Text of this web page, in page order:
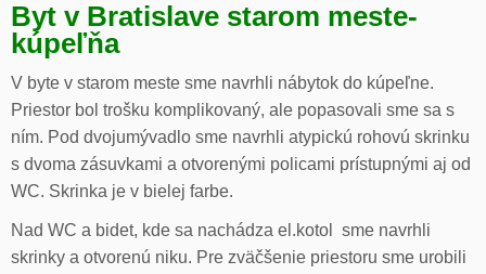
Byt v Bratislave starom meste-
kúpeľňa
V byte v starom meste sme navrhli nábytok do kúpeľne.
Priestor bol trošku komplikovaný, ale popasovali sme sa s
ním. Pod dvojumývadlo sme navrhli atypickú rohovú skrinku
s dvoma zásuvkami a otvorenými policami prístupnými aj od
WC. Skrinka je v bielej farbe.
Nad WC a bidet, kde sa nachádza el.kotol sme navrhli
skrinky a otvorenú niku. Pre zväčšenie priestoru sme urobili